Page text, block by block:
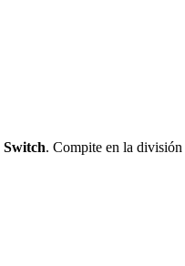
Switch. Compite en la división